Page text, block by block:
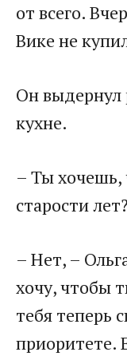
от всего.
Вике не
Он выдернул
кухне.
– Ты хочешь,
старости лет?
– Нет, –
хочу, чтобы
тебя теперь
приоритете.